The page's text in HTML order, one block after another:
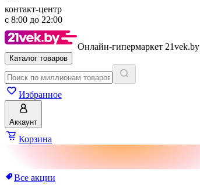
контакт-центр
с 8:00 до 22:00
Онлайн-гипермаркет 21vek.by
Каталог товаров
Избранное
Аккаунт
Корзина
Все акции